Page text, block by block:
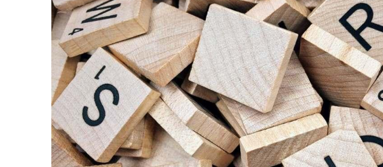
TOTUL DESPRE VOUCHERELE
MATERNA, STIMULENTUL
FINANCIAR...
27.Mar.2019